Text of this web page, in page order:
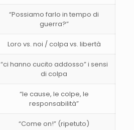
“Possiamo farlo in tempo di
guerra?”
Loro vs. noi / colpa vs. libertà
“ci hanno cucito addosso” i sensi
di colpa
“le cause, le colpe, le
responsabilità”
“Come on!” (ripetuto)